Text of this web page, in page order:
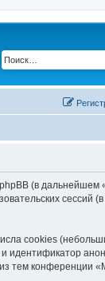
(в дальнейшем
сессий
cookies
идентификатор
тем конференции